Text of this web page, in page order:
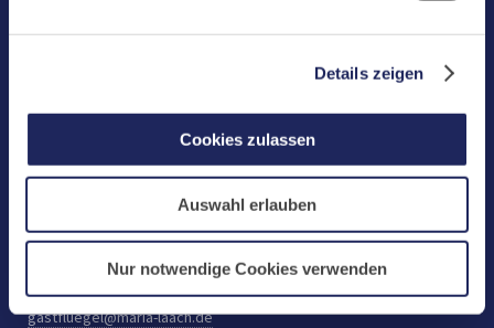
Details zeigen
Cookies zulassen
Auswahl erlauben
Nur notwendige Cookies verwenden
Fax: +49 (0) 2652 59-359
www.maria-laach.de
Tel: +49 (0) 2652 59-313
Fax: +49 (0) 2652 59-282
gastfluegel@maria-laach.de